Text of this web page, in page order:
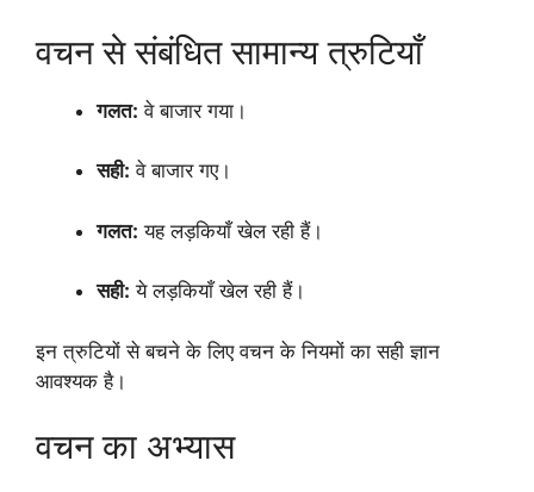
वचन से संबंधित सामान्य त्रुटियाँ
गलत: वे बाजार गया।
सही: वे बाजार गए।
गलत: यह लड़कियाँ खेल रही हैं।
सही: ये लड़कियाँ खेल रही हैं।
इन त्रुटियों से बचने के लिए वचन के नियमों का सही ज्ञान
आवश्यक है।
वचन का अभ्यास